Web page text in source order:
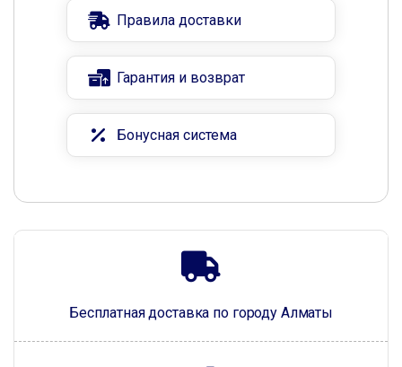
Бесплатная доставка по городу Алматы
Правила доставки
Гарантия и возврат
Бонусная система